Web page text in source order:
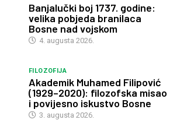
Banjalučki boj 1737. godine:
velika pobjeda branilaca
Bosne nad vojskom
4. augusta 2026.
FILOZOFIJA
Akademik Muhamed Filipović
(1929–2020): filozofska misao
i povijesno iskustvo Bosne
3. augusta 2026.